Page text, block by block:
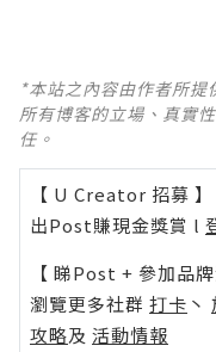
*本站之內容由作者所
所有博客的立場、真實
任。
【 U Creator 招募 】
出Post賺現金獎賞 l
【 睇Post + 參加品牌
瀏覽更多社群 打卡 丶
攻略及 活動情報